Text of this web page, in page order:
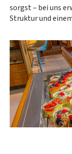
sorgst – bei uns
Struktur und